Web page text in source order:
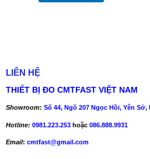
LIÊN HỆ
THIẾT BỊ ĐO CMTFAST VIỆT NAM
Showroom: Số 44, Ngõ 207 Ngọc Hồi, Yên Sở,
Hotline: 0981.223.253 hoặc086.888.9931
Email: cmtfast@gmail.com